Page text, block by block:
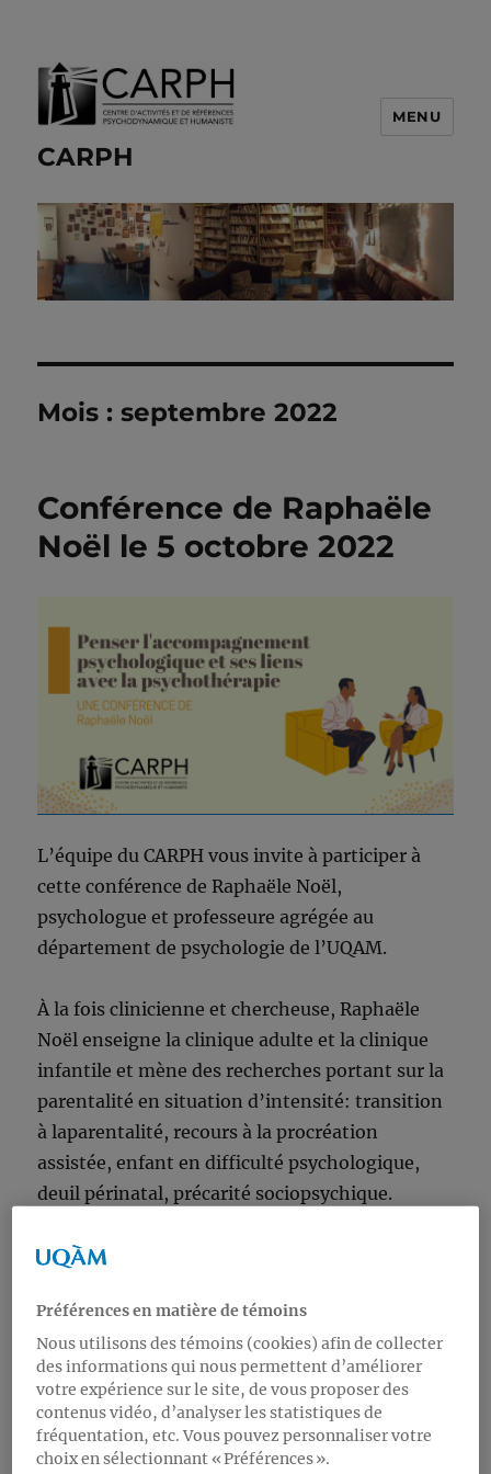
CARPH
MENU
Mois :septembre 2022
Conférence de Raphaële
Noël le 5 octobre 2022
L’équipe du CARPH vous invite à participer à
cette conférence de Raphaële Noël,
psychologue et professeure agrégée au
département de psychologie de l’UQAM.
À la fois clinicienne et chercheuse, Raphaële
Noël enseigne la clinique adulte et la clinique
infantile et mène des recherches portant sur la
parentalité en situation d’intensité: transition
à laparentalité, recours à la procréation
assistée, enfant en difficulté psychologique,
deuil périnatal, précarité sociopsychique.
psychologie périnatale, les tout-petits et leurs
Quand?
Le 5 octobre 2022 de 13 h 30 à 15 h
Dans le but de dégager ce qui définit
l’accompagnement psychologique et le
Préférences en matière de témoins
Nous utilisons des témoins (cookies) afin de collecter
des informations qui nous permettent d’améliorer
votre expérience sur le site, de vous proposer des
contenus vidéo, d’analyser les statistiques de
fréquentation, etc. Vous pouvez personnaliser votre
choix en sélectionnant « Préférences ».